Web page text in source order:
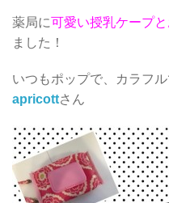
薬局に可愛い授乳ケープ
ました！
いつもポップで、カラフ
apricottさん